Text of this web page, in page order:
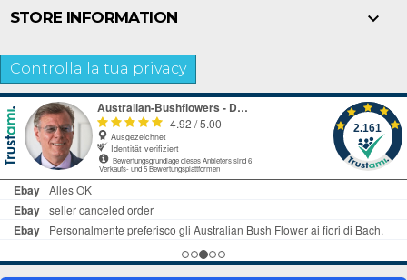
STORE INFORMATION 
Controlla la tua privacy